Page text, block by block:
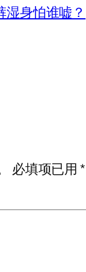
身怕谁嘘？
必填项已用*